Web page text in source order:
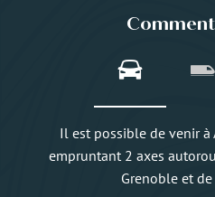
Il est possible de venir
empruntant 2 axes
Grenoble et